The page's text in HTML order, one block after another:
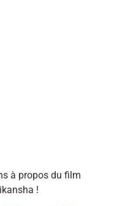
à propos du film
!